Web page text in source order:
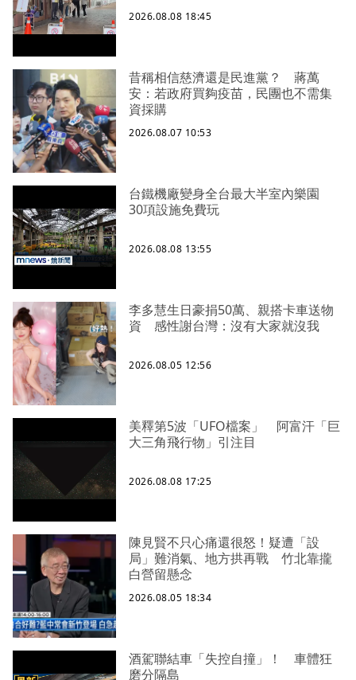
2026.08.08 18:45
昔稱相信慈濟還是民進黨？ 蔣萬
安：若政府買夠疫苗，民團也不需集
資採購
2026.08.07 10:53
台鐵機廠變身全台最大半室內樂園
30項設施免費玩
2026.08.08 13:55
李多慧生日豪捐50萬、親搭卡車送物
資 感性謝台灣：沒有大家就沒我
2026.08.05 12:56
美釋第5波「UFO檔案」 阿富汗「巨
大三角飛行物」引注目
2026.08.08 17:25
陳見賢不只心痛還很怒！疑遭「設
局」難消氣、地方拱再戰 竹北靠攏
白營留懸念
2026.08.05 18:34
酒駕聯結車「失控自撞」！ 車體狂
磨分隔島